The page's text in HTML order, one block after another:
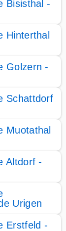
Bisisthal -
Hinterthal
Golzern -
Schattdorf
Muotathal
Altdorf -
Urigen
Erstfeld -